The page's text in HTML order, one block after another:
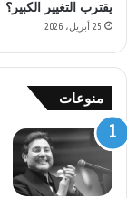
يقترب التغيير الكبير؟
25 أبريل، 2026
منوعات